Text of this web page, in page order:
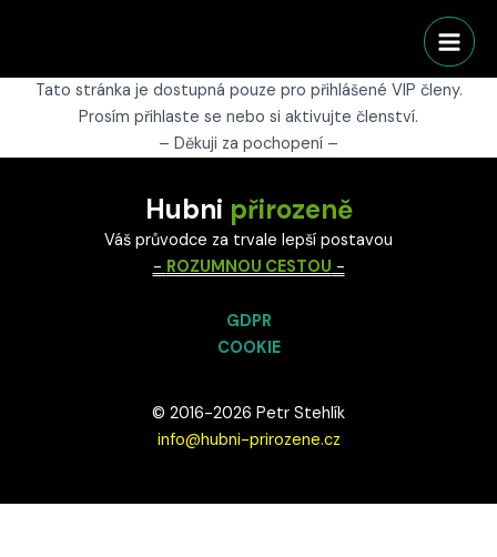
Main
Tato stránka je dostupná pouze pro přihlášené VIP členy.
Prosím přihlaste se nebo si aktivujte členství.
– Děkuji za pochopení –
Hubni přirozeně
Váš průvodce za trvale lepší postavou
- ROZUMNOU CESTOU -
GDPR
COOKIE
© 2016-2026 Petr Stehlík
info@hubni-prirozene.cz